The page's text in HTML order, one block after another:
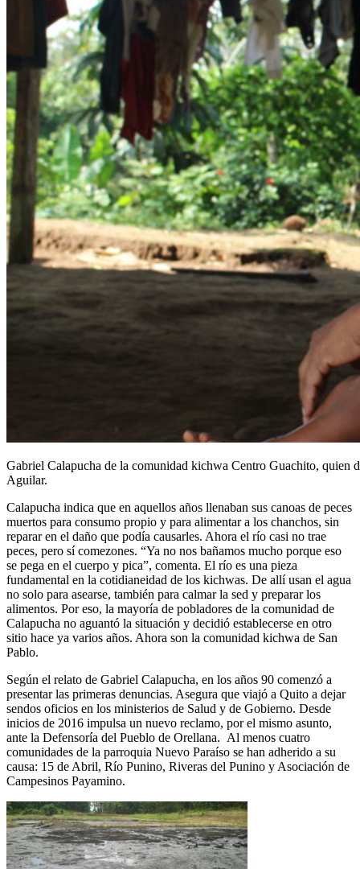
Gabriel Calapucha de la comunidad kichwa Centro Guachito, quien
Aguilar.
Calapucha indica que en aquellos años llenaban sus canoas de peces
muertos para consumo propio y para alimentar a los chanchos, sin
reparar en el daño que podía causarles. Ahora el río casi no trae
peces, pero sí comezones. “Ya no nos bañamos mucho porque eso
se pega en el cuerpo y pica”, comenta. El río es una pieza
fundamental en la cotidianeidad de los kichwas. De allí usan el agua
no solo para asearse, también para calmar la sed y preparar los
alimentos. Por eso, la mayoría de pobladores de la comunidad de
Calapucha no aguantó la situación y decidió establecerse en otro
sitio hace ya varios años. Ahora son la comunidad kichwa de San
Pablo.
Según el relato de Gabriel Calapucha, en los años 90 comenzó a
presentar las primeras denuncias. Asegura que viajó a Quito a dejar
sendos oficios en los ministerios de Salud y de Gobierno. Desde
inicios de 2016 impulsa un nuevo reclamo, por el mismo asunto,
ante la Defensoría del Pueblo de Orellana. Al menos cuatro
comunidades de la parroquia Nuevo Paraíso se han adherido a su
causa: 15 de Abril, Río Punino, Riveras del Punino y Asociación de
Campesinos Payamino.